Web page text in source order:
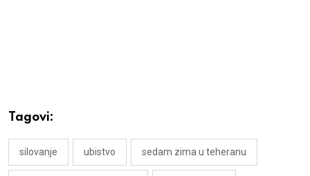
Tagovi:
silovanje ubistvo sedam zima u teheranu